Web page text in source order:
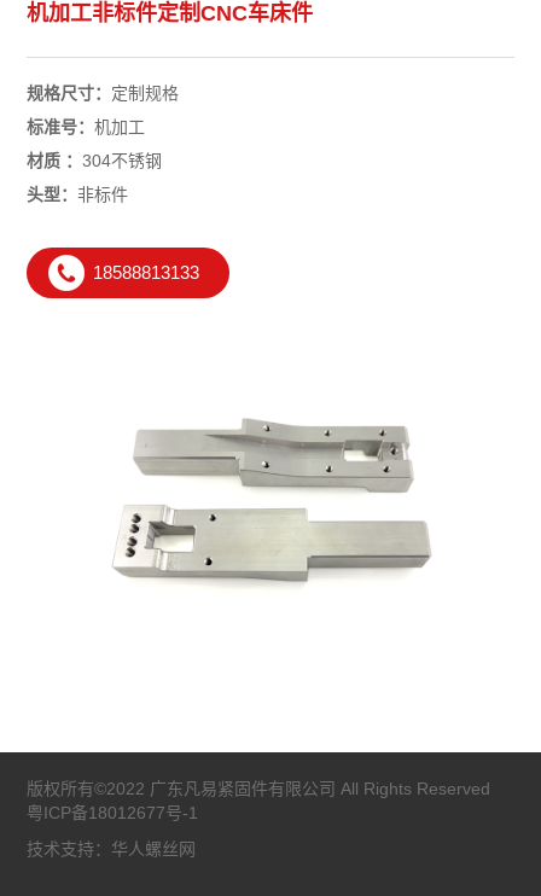
机加工非标件定制CNC车床件
规格尺寸： 定制规格
标准号：机加工
材质 ：304不锈钢
头型：非标件
18588813133
版权所有©2022 广东凡易紧固件有限公司 All Rights Reserved
粤ICP备18012677号-1
技术支持：华人螺丝网